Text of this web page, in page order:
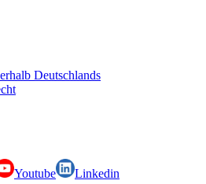
Deutschlands
Youtube
Linkedin